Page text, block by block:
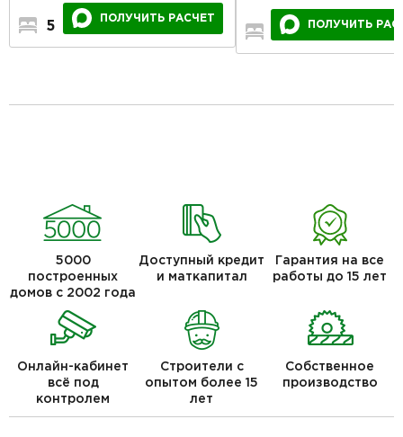
5 3 2
ПОЛУЧИТЬ РАСЧЕТ
4 2 2
ПОЛУЧИТЬ
5000
построенных
домов с 2002 года
Доступный кредит
и маткапитал
Гарантия на все
работы до 15 лет
Онлайн-кабинет
всё под
контролем
Строители с
опытом более 15
лет
Собственное
производство